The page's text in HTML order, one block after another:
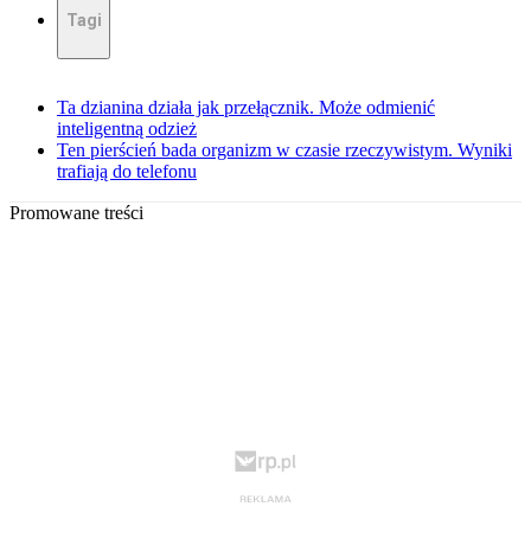
Tagi
Ta dzianina działa jak przełącznik. Może odmienić
inteligentną odzież
Ten pierścień bada organizm w czasie rzeczywistym. Wyniki
trafiają do telefonu
Promowane treści